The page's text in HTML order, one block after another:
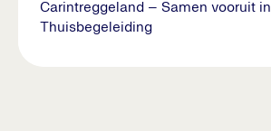
Carintreggeland – Samen vooruit in
Thuisbegeleiding